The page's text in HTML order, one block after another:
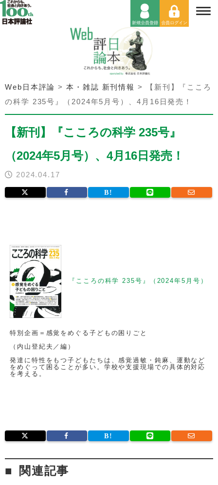
Web日本評論 >本・雑誌 新刊情報 >
【新刊】『こころ
の科学 235号』（2024年5月号）、4月16日発売！
【新刊】『こころの科学 235号』
（2024年5月号）、4月16日発売！
2024.04.17
『こころの科学 235号』（2024年5月号）
特別企画＝感覚をめぐる子どもの困りごと
（内山登紀夫／編）
発達に特性をもつ子どもたちは、感覚過敏・鈍麻、運動など
をめぐって困ることが多い。学校や支援現場での具体的対応
を考える。
関連記事